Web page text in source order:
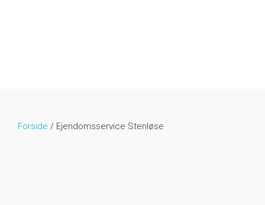
Forside / Ejendomsservice Stenløse